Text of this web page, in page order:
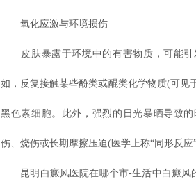
氧化应激与环境损伤
皮肤暴露于环境中的有害物质，可能引
如，反复接触某些酚类或醌类化学物质(可见
黑色素细胞。此外，强烈的日光暴晒导致
伤、烧伤或长期摩擦压迫(医学上称“同形反应
昆明白癜风医院在哪个市-生活中白癜风